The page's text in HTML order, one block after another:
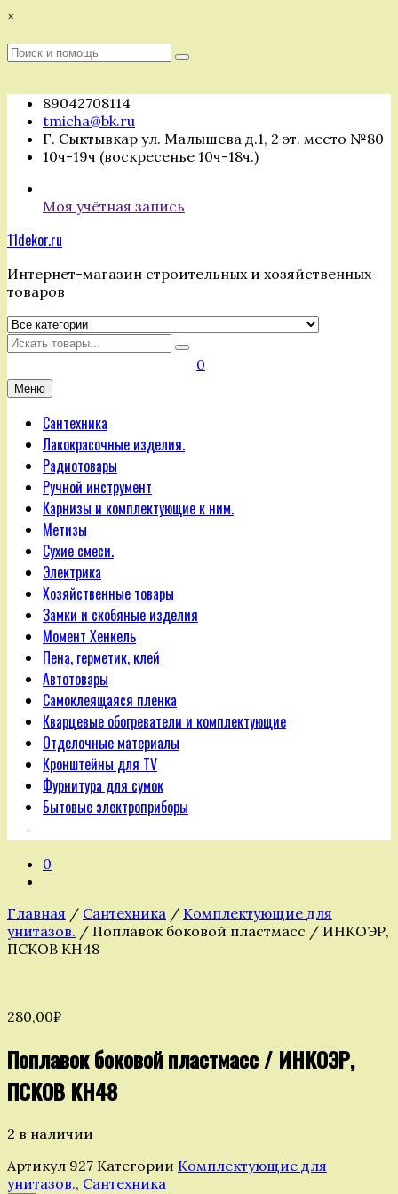
Перейти
содержимому
×
Поиск
Поиск
89042708114
tmicha@bk.ru
Г. Сыктывкар ул. Малышева д.1, 2 эт. место №80
10ч-19ч (воскресенье 10ч-18ч.)
Моя учётная запись
11dekor.ru
Интернет-магазин строительных и хозяйственных
товаров
Искать
0
Меню
Сантехника
Лакокрасочные изделия.
Радиотовары
Ручной инструмент
Карнизы и комплектующие к ним.
Метизы
Сухие смеси.
Электрика
Хозяйственные товары
Замки и скобяные изделия
Момент Хенкель
Пена, герметик, клей
Автотовары
Самоклеящаяся пленка
Кварцевые обогреватели и комплектующие
Отделочные материалы
Кронштейны для TV
Фурнитура для сумок
Бытовые электроприборы
0
Главная / Сантехника / Комплектующие для
унитазов. / Поплавок боковой пластмасс / ИНКОЭР,
ПСКОВ КН48
280,00₽
Поплавок боковой пластмасс / ИНКОЭР,
ПСКОВ КН48
2 в наличии
Артикул 927 Категории Комплектующие для
унитазов., Сантехника